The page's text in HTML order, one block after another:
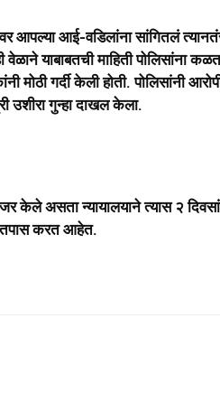
आपल्या आई-वडिलांना सांगितलं
याबाबतची माहिती पोलिसांना
मोठी गर्दी केली होती. पोलिसांनी
उशीरा गुन्हा दाखल केला.
केले असता न्यायालयाने त्यास २
तपास करत आहेत.